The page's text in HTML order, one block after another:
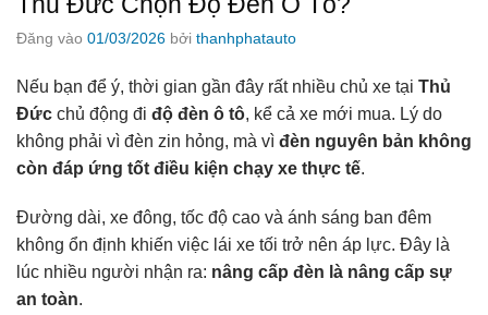
Đăng vào 01/03/2026 bởi thanhphatauto
Nếu bạn để ý, thời gian gần đây rất nhiều chủ xe tại Thủ
Đức chủ động đi độ đèn ô tô, kể cả xe mới mua. Lý do
không phải vì đèn zin hỏng, mà vì đèn nguyên bản không
còn đáp ứng tốt điều kiện chạy xe thực tế.
Đường dài, xe đông, tốc độ cao và ánh sáng ban đêm
không ổn định khiến việc lái xe tối trở nên áp lực. Đây là
lúc nhiều người nhận ra: nâng cấp đèn là nâng cấp sự
an toàn.